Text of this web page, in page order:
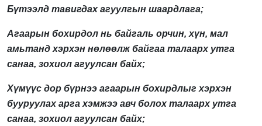
Бүтээлд тавигдах агуулгын шаардлага;
Агаарын бохирдол нь байгаль орчин, хүн, мал
амьтанд хэрхэн нөлөөлж байгаа талаарх утга
санаа, зохиол агуулсан байх;
Хүмүүс дор бүрнээ агаарын бохирдлыг хэрхэн
бууруулах арга хэмжээ авч болох талаарх утга
санаа, зохиол агуулсан байх;